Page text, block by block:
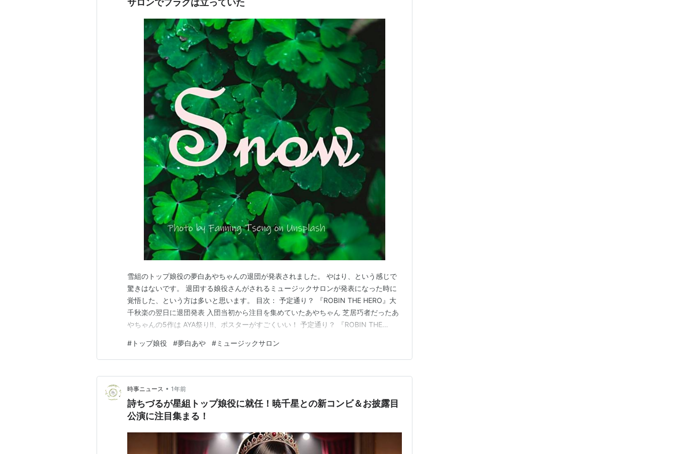
サロンでフラグは立っていた
雪組のトップ娘役の夢白あやちゃんの退団が発表されました。 やはり、という感じで
驚きはないです。 退団する娘役さんがされるミュージックサロンが発表になった時に
覚悟した、という方は多いと思います。 目次： 予定通り？ 『ROBIN THE HERO』大
千秋楽の翌日に退団発表 入団当初から注目を集めていたあやちゃん 芝居巧者だったあ
やちゃんの5作は AYA祭り!!、ポスターがすごくいい！ 予定通り？ 『ROBIN THE
2025.06.23 雪組トップ娘役・夢白あやが、2026年2月22日の東京宝塚劇場公演 ミュ
ージカ…
# トップ娘役 #夢白あや #ミュージックサロン
時事ニュース • 1年前
詩ちづるが星組トップ娘役に就任！暁千星との新コンビ＆お披露目
公演に注目集まる！